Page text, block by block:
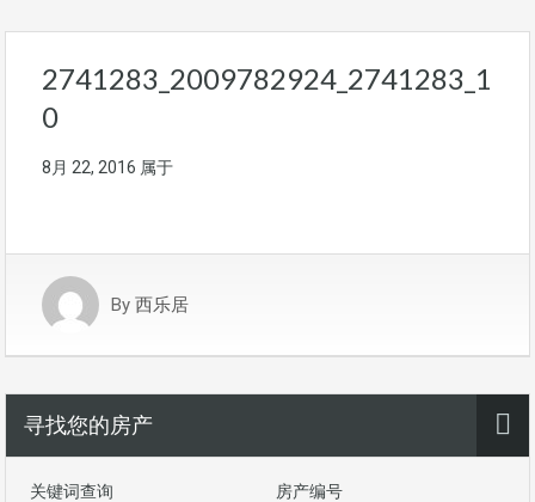
2741283_2009782924_2741283_1
0
8月 22, 2016 属于
By 西乐居
寻找您的房产
关键词查询 房产编号